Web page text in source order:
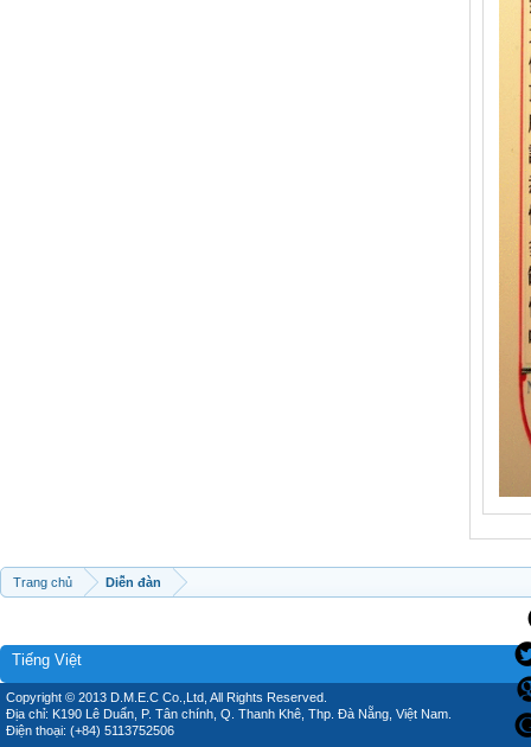
Trang chủ Diễn đàn
Tiếng Việt
Copyright © 2013 D.M.E.C Co.,Ltd, All Rights Reserved.
Địa chỉ: K190 Lê Duẩn, P. Tân chính, Q. Thanh Khê, Thp. Đà Nẵng, Việt Nam.
Điện thoại: (+84) 5113752506